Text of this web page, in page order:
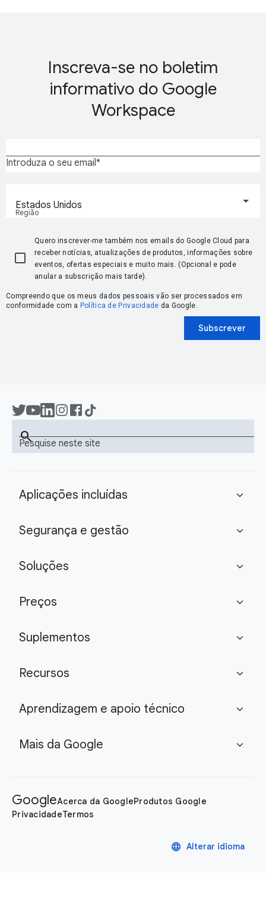
Inscreva-se no boletim
informativo do Google
Workspace
Introduza o seu email
Região
Estados Unidos
Quero inscrever-me também nos emails do Google Cloud para
receber notícias, atualizações de produtos, informações sobre
eventos, ofertas especiais e muito mais. (Opcional e pode
anular a subscrição mais tarde).
Compreendo que os meus dados pessoais vão ser processados em
conformidade com a Política de Privacidade da Google.
Subscrever
Pesquise neste site
search
Aplicações incluídas expand_more
Segurança e gestão expand_more
Soluções expand_more
Preços expand_more
Suplementos expand_more
Recursos expand_more
Aprendizagem e apoio técnico expand_more
Mais da Google expand_more
GoogleAcerca da GoogleProdutos Google
PrivacidadeTermos
language Alterar idioma